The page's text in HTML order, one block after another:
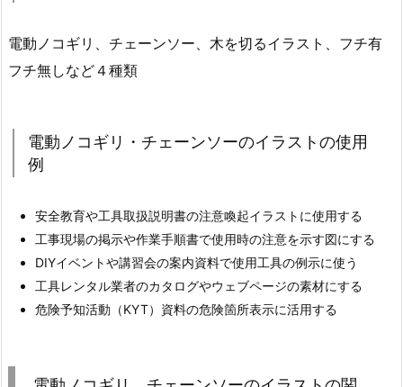
電動ノコギリ、チェーンソー、木を切るイラスト、フチ有
フチ無しなど４種類
電動ノコギリ・チェーンソーのイラストの使用
例
安全教育や工具取扱説明書の注意喚起イラストに使用する
工事現場の掲示や作業手順書で使用時の注意を示す図にする
DIYイベントや講習会の案内資料で使用工具の例示に使う
工具レンタル業者のカタログやウェブページの素材にする
危険予知活動（KYT）資料の危険箇所表示に活用する